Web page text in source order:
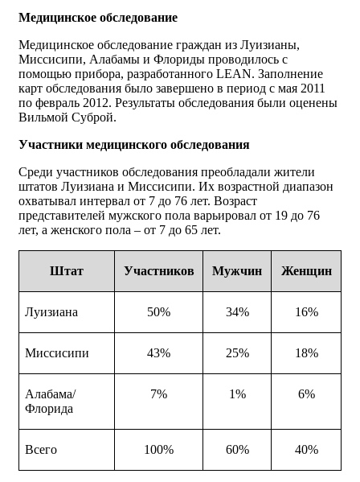
Медицинское обследование
Медицинское обследование граждан из Луизианы,
Миссисипи, Алабамы и Флориды проводилось с
помощью прибора, разработанного LEAN. Заполнение
карт обследования было завершено в период с мая 2011
по февраль 2012. Результаты обследования были оценены
Вильмой Суброй.
Участники медицинского обследования
Среди участников обследования преобладали жители
штатов Луизиана и Миссисипи. Их возрастной диапазон
охватывал интервал от 7 до 76 лет. Возраст
представителей мужского пола варьировал от 19 до 76
лет, а женского пола – от 7 до 65 лет.
Штат Участников Мужчин Женщин
Луизиана 50% 34% 16%
Миссисипи 43% 25% 18%
Алабама/
Флорида
7% 1% 6%
Всего 100% 60% 40%